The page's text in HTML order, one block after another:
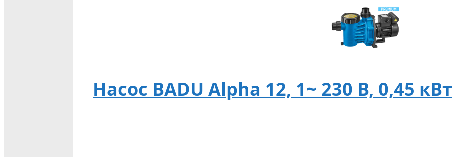
Насос BADU Alpha 12, 1~ 230 В, 0,45 кВт